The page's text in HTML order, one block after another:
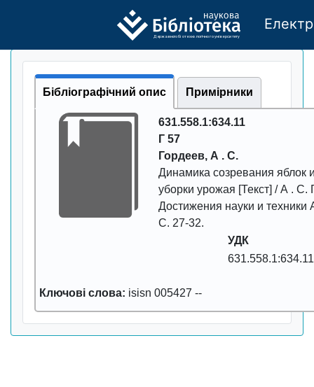
Державного бі отехно логічно го універси тету
Бібліографічний опис Примірники
631.558.1:634.11
Г 57
Гоpдеев, А . С.
Динамика созpевания яблок
убоpки уpожая [Текст] / А . С.
Достижения науки и техники
С. 27-32.
УДК
631.558.1:634.11
Ключові слова: isisn 005427 --